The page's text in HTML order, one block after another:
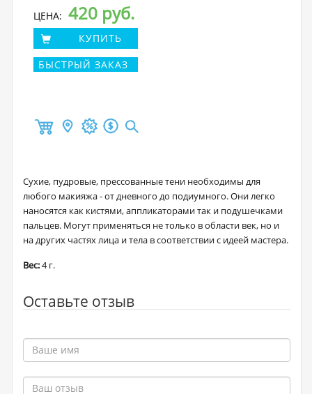
ЦЕНА: 420 руб.
КУПИТЬ
БЫСТРЫЙ ЗАКАЗ
Сухие, пудровые, прессованные тени необходимы для
любого макияжа - от дневного до подиумного. Они легко
наносятся как кистями, аппликаторами так и подушечками
пальцев. Могут применяться не только в области век, но и
на других частях лица и тела в соответствии с идеей мастера.
Вес:4 г.
Оставьте отзыв